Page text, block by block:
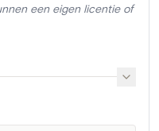
een eigen licentie of